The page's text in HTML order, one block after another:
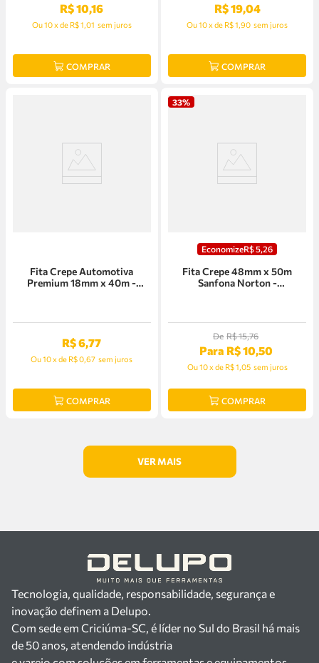
R$10,16
Ou10xde R$ 1,01 sem juros
COMPRAR
R$19,04
Ou10xde R$ 1,90 sem juros
COMPRAR
Fita Crepe Automotiva
Premium 18mm x 40m -
R$6,77
Ou10xde R$ 0,67 sem juros
COMPRAR
33%
EconomizeR$5,26
Fita Crepe 48mm x 50m
Sanfona Norton -
De R$15,76
Para R$10,50
Ou10xde R$ 1,05 sem juros
COMPRAR
Tecnologia, qualidade, responsabilidade, segurança e
inovação definem a Delupo.
Com sede em Criciúma-SC, é líder no Sul do Brasil há mais
de 50 anos, atendendo indústria